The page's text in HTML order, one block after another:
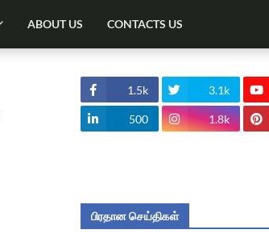
ABOUT US CONTACTS US
1.5k 3.1k
500 1.8k
பிரதான செய்திகள்